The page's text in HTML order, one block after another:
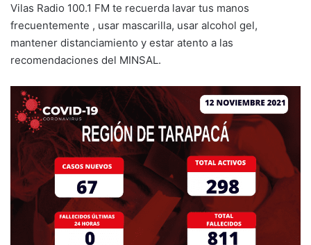
Vilas Radio 100.1 FM te recuerda lavar tus manos
frecuentemente , usar mascarilla, usar alcohol gel,
mantener distanciamiento y estar atento a las
recomendaciones del MINSAL.